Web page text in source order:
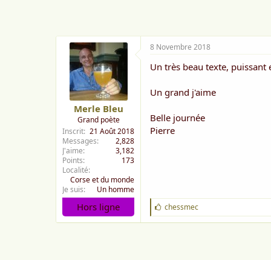
Merle Bleu
Grand poète
Inscrit 21 Août 2018
Messages
2,828
J'aime
3,182
Points
173
Localité
Corse et du monde
Je suis
Un homme
Hors ligne
8 Novembre 2018
Un très beau texte, puissant
Un grand j'aime
Belle journée
Pierre
J
'
a
chessmec